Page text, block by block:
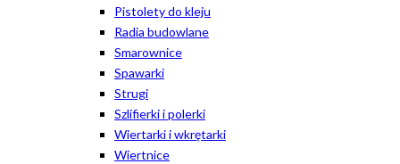
Pistolety do kleju
Radia budowlane
Smarownice
Spawarki
Strugi
Szlifierki i polerki
Wiertarki i wkrętarki
Wiertnice